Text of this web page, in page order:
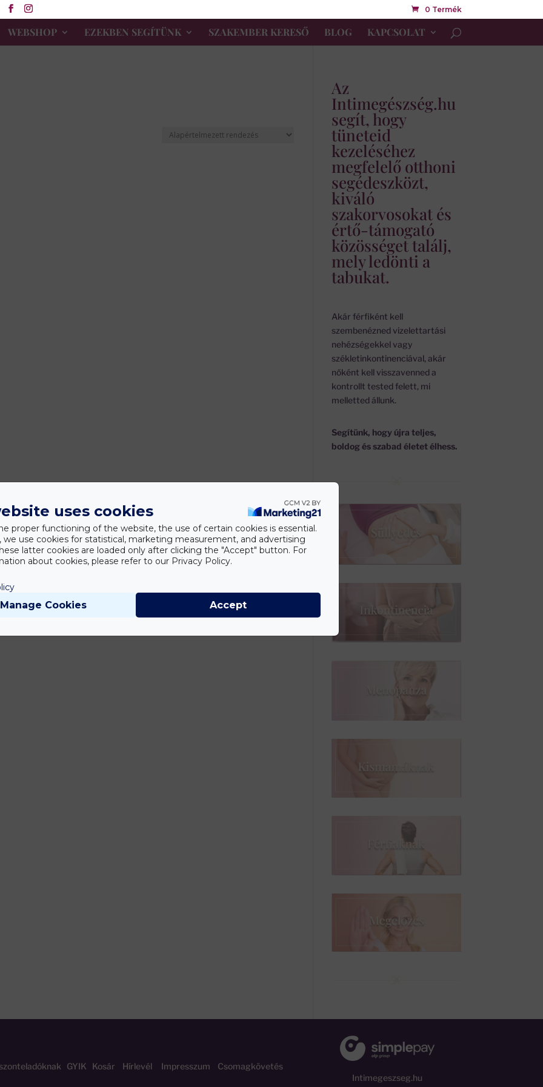
0 Termék
WEBSHOP EZEKBEN SEGÍTÜNK SZAKEMBER KERESŐ BLOG KAPCSOLAT
Az
Intimegészség.hu
segít, hogy
tüneteid
kezeléséhez
megfelelő otthoni
segédeszközt,
kiváló
szakorvosokat és
értő-támogató
közösséget találj,
mely ledönti a
tabukat.
Akár férfiként kell
szembenézned vizelettartási
nehézségekkel vagy
székletinkontinenciával, akár
nőként kell visszavenned a
kontrollt tested felett, mi
melletted állunk.
Segítünk, hogy újra teljes,
boldog és szabad életet élhess.
GYIK Kosár Hírlevél Impresszum
Csomagkövetés
Intimegeszseg.hu
uses cookies
proper functioning of the website, the use of certain cookies is essential.
we use cookies for statistical, marketing measurement, and advertising
latter cookies are loaded only after clicking the "Accept" button. For
about cookies, please refer to our Privacy Policy.
Manage Cookies Accept